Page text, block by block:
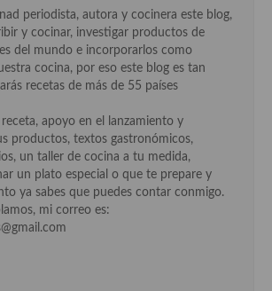
periodista, autora y cocinera este blog,
y cocinar, investigar productos de
del mundo e incorporarlos como
cocina, por eso este blog es tan
recetas de más de 55 países
apoyo en el lanzamiento y
productos, textos gastronómicos,
un taller de cocina a tu medida,
un plato especial o que te prepare y
ya sabes que puedes contar conmigo.
mi correo es: